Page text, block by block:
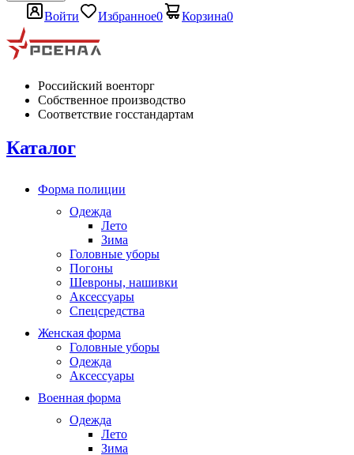
Войти
Избранное0 Корзина0
Российский военторг
Собственное производство
Соответствие госстандартам
Каталог
Форма полиции
Одежда
Лето
Зима
Головные уборы
Погоны
Шевроны, нашивки
Аксессуары
Спецсредства
Женская форма
Головные уборы
Одежда
Аксессуары
Военная форма
Одежда
Лето
Зима